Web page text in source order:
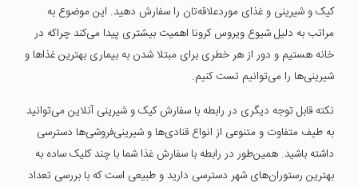
کیک و شیرینی و غذای موردعلاقه‌تان را سفارش دهید. این موضوع به
مراتب به دلیل شیوع ویروس کرونا اهمیت بیشتری پیدا می‌کند چراکه در
خانه هستیم و دور از هر خطری برای مبتلا شدن به بیماری بهترین غذاها و
شیرینی‌ها را می‌توانیم تست کنیم.
نکته قابل توجه دیگری در رابطه با سفارش کیک و شیرینی آنلاین می‌توانید
به طیف متفاوت و متنوعی از انواع قنادی‌ها و شیرینی‌فروشی‌ها دسترسی
داشته باشید. همین‌طور در رابطه با سفارش غذا شما با چند کلیک ساده به
بهترین رستوران‌های شهر دسترسی دارید و طبیعی است که با بررسی تعداد